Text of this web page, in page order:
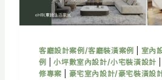
造
療
系
居
家
客廳設計案例/客廳裝潢案例
室內
例
|小坪數室內設計/小宅裝潢設計
修專案
豪宅室內設計/豪宅裝潢設